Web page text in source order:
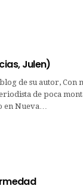
Julen)
de su autor, Con
de poca
en Nueva…